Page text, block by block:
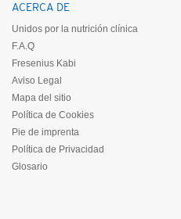
ACERCA DE
Unidos por la nutrición clínica
F.A.Q
Fresenius Kabi
Aviso Legal
Mapa del sitio
Política de Cookies
Pie de imprenta
Política de Privacidad
Glosario